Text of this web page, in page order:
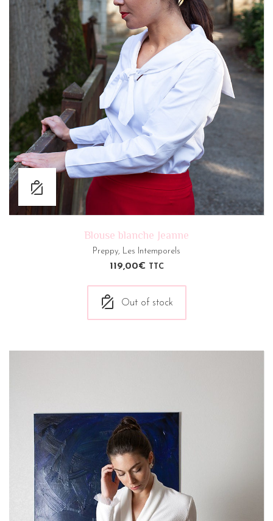
Blouse blanche Jeanne
Preppy, Les Intemporels
119,00€ TTC
Out of stock